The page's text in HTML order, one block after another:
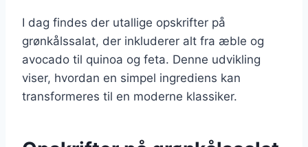
I dag findes der utallige opskrifter på
grønkålssalat, der inkluderer alt fra æble og
avocado til quinoa og feta. Denne udvikling
viser, hvordan en simpel ingrediens kan
transformeres til en moderne klassiker.